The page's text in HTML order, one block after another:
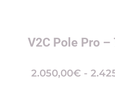
V2C Pole Pro –
2.050,00€ -